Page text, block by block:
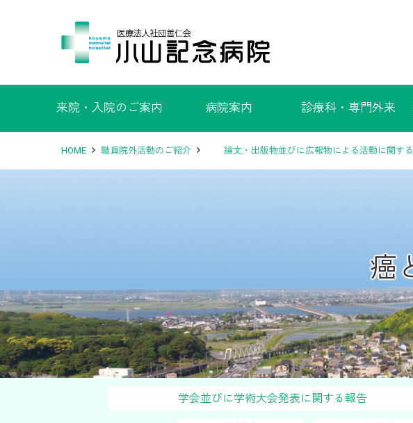
来院・入院のご案内 病院案内 診療科・専門外来
HOME 職員院外活動のご紹介 論文・出版物並びに広報物による活動に
癌
学会並びに学術大会発表に関する報告